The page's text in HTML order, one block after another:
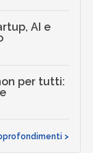
AI e
per tutti:
>